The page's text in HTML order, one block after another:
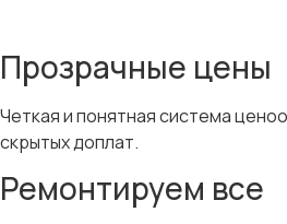
Прозрачные цены
Четкая и понятная система
скрытых доплат.
Ремонтируем все